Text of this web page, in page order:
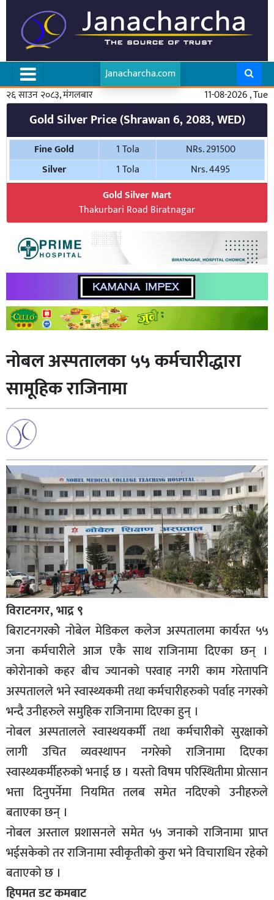
Janacharcha.com
२६ साउन २०८३, मंगलबार
11-08-2026 , Tue
Gold Silver Price (Shrawan 6, 2083, WED)
Fine Gold 1 Tola
NRs. 291500
Silver
1 Tola
Nrs. 4495
Gold Silver Mart
Thakurbari Road Biratnagar
नोबल अस्पतालका ५५ कर्मचारीद्धारा
सामूहिक राजिनामा
विराटनगर, भाद्र ९
बिराटनगरकोे नोबेल मेडिकल कलेज अस्पतालमा कार्यरत ५५
जना कर्मचारीले आज एकै साथ राजिनामा दिएका छन् ।
कोरोनाको कहर बीच ज्यानको परवाह नगरी काम गरेतापनि
अस्पतालले भने स्वास्थ्यकमी तथा कर्मचारीहरुको पर्वाह नगरको
भन्दै उनीहरुले समुहिक राजिनामा दिएका हुन् ।
नोबल अस्पतालले स्वास्थयकर्मी तथा कर्मचारीको सुरक्षाको
लागी उचित व्यवस्थापन नगरेको राजिनामा दिएका
स्वास्थ्यकर्मीहरुको भनाई छ । यस्तो विषम परिस्थितीमा प्रोत्सान
भत्ता दिनुपर्नेमा नियमित तलब समेत नदिएको उनीहरुले
बताएका छन् ।
नोबल अस्ताल प्रशासनले समेत ५५ जनाको राजिनामा प्राप्त
भईसकेको तर राजिनामा स्वीकृतीको कुरा भने विचाराधिन रहेको
बताएको छ ।
हिपमत डट कमबाट